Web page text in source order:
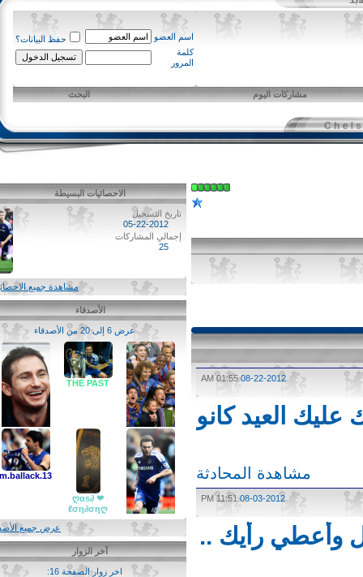
اسم العضو
حفظ البيانات؟
كلمة
المرور
مشاركات اليوم البحث
08-22-2012
01:55 AM
العيد كانو
مشاهدة المحادثة
08-03-2012
11:51 PM
وأعطي رأيك ..
الاحصائيات البسيطة
تاريخ التسجيل
05-22-2012
إجمالي المشاركات
مشاهدة جميع الاحصائيات
الأصدقاء
عرض 6 إلى 20 من الأصدقاء
ṦỞṖĔŖ
ḞЯẪŇЌ
THE PAST
ŁĂṀṖĂЯĐ
MATA-10
ღαѕ∂ ❤
ℓση∂σηღ
m.ballack.13
عرض جميع الأصدقاء
آخر الزوار
اخر زوار الصفحة 16: